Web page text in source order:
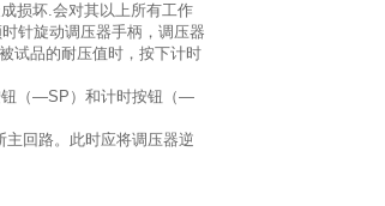
损坏.会对其以上所有工作
针旋动调压器手柄，调压器
试品的耐压值时，按下计时
（—SP）和计时按钮（—
回路。此时应将调压器逆